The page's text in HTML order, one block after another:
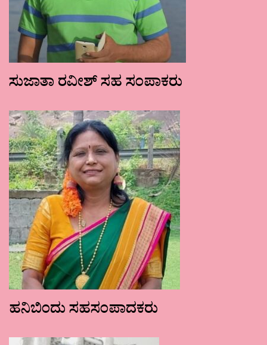
ಸುಜಾತಾ ರವೀಶ್ ಸಹ ಸಂಪಾಕರು
ಹನಿಬಿಂದು ಸಹಸಂಪಾದಕರು